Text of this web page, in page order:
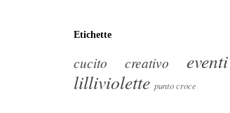
Etichette
cucito creativo
eventi
lilliviolette punto croce